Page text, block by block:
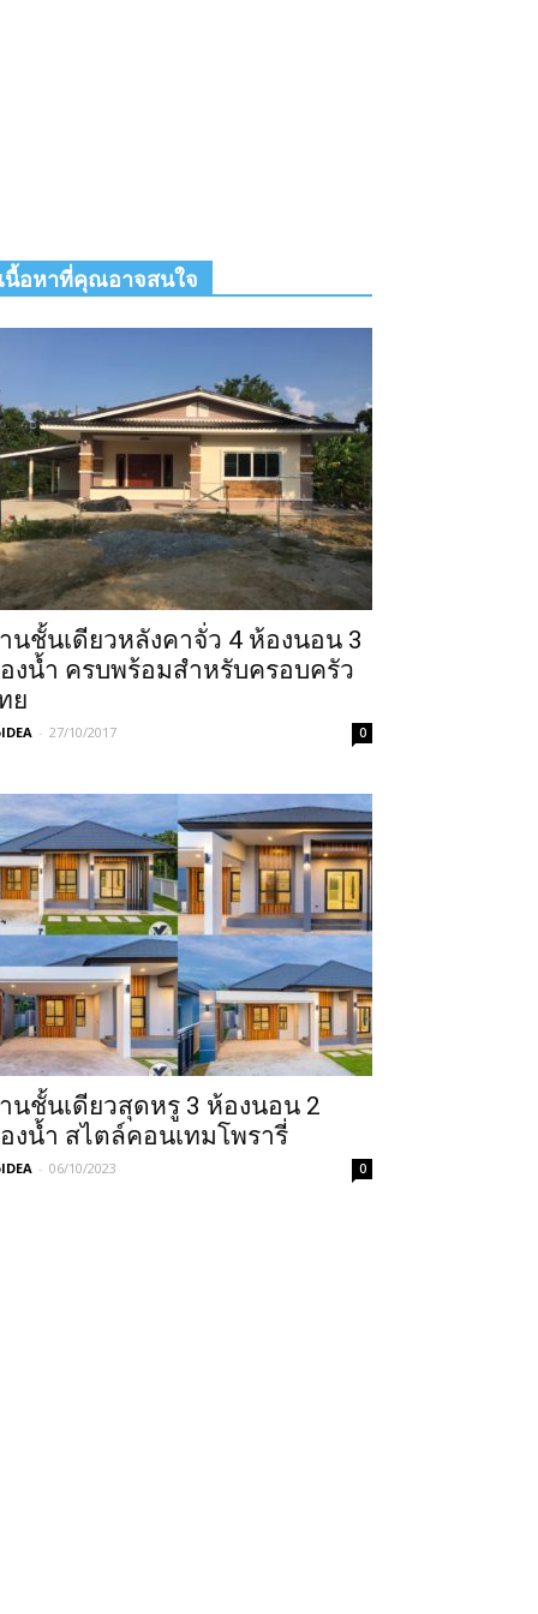
เนื้อหาที่คุณอาจสนใจ
นชั้นเดียวหลังคาจั่ว 4 ห้องนอน 3
งน้ำ ครบพร้อมสำหรับครอบครัว
ย
- 27/10/2017 0
นชั้นเดียวสุดหรู 3 ห้องนอน 2
งน้ำ สไตล์คอนเทมโพรารี่
- 06/10/2023 0